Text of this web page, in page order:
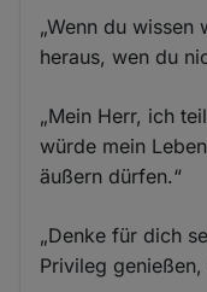
„Wenn du
heraus, wen du
„Mein Herr, ich
würde mein
äußern dürfen.“
„Denke für dich
Privileg